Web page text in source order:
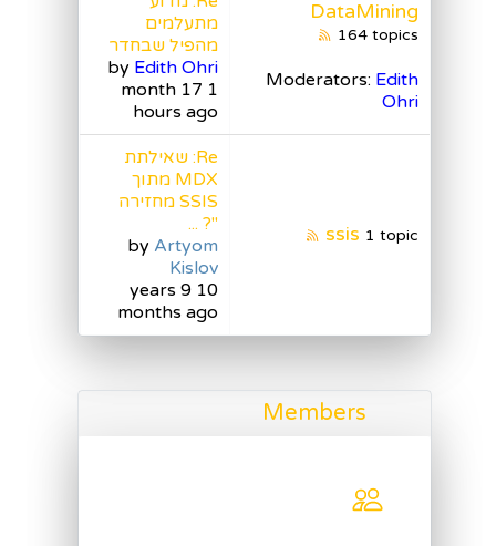
DataMining
164 topics
Moderators: Edith
Ohri
מתעלמים
מהפיל שבחדר
by Edith Ohri
1 month 17
hours ago
ssis 1 topic
Re: שאילתת
MDX מתוך
SSIS מחזירה
"? ...
by Artyom
Kislov
10 years 9
months ago
Members